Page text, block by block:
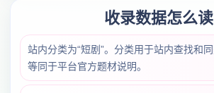
收录数据怎么读
站内分类为“短剧”。分类用于站内查找和
等同于平台官方题材说明。